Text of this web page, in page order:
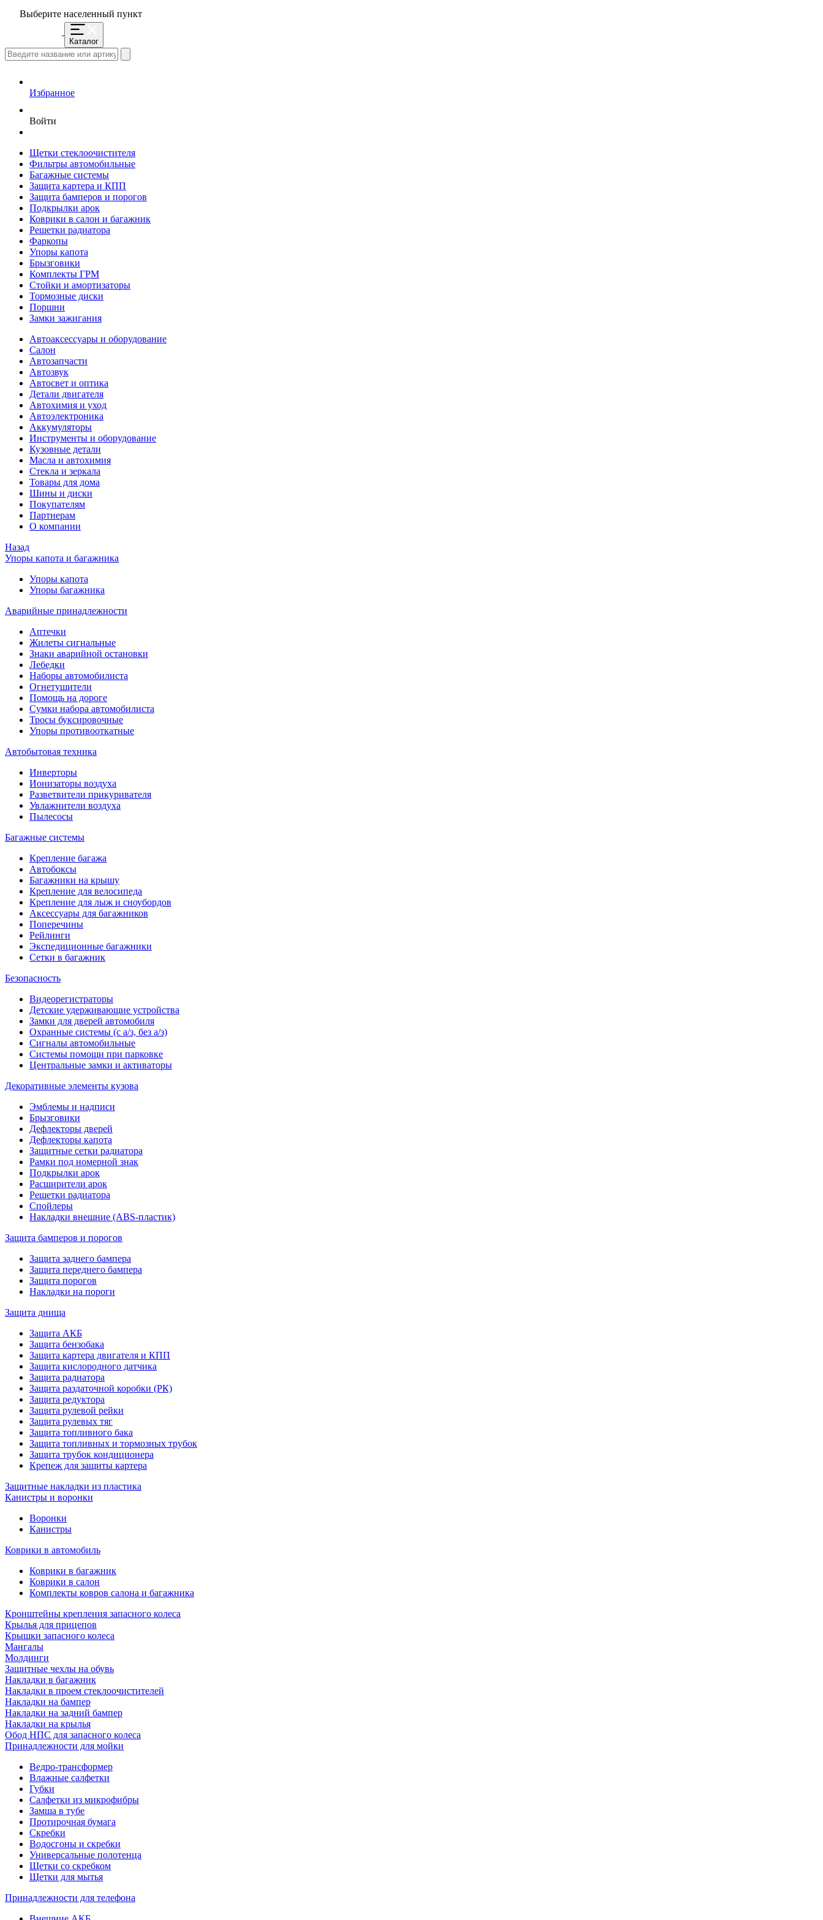
Выберите населенный пункт
Каталог
Избранное
Войти
Щетки стеклоочистителя
Фильтры автомобильные
Багажные системы
Защита картера и КПП
Защита бамперов и порогов
Подкрылки арок
Коврики в салон и багажник
Решетки радиатора
Фаркопы
Упоры капота
Брызговики
Комплекты ГРМ
Стойки и амортизаторы
Тормозные диски
Поршни
Замки зажигания
Автоаксессуары и оборудование
Салон
Автозапчасти
Автозвук
Автосвет и оптика
Детали двигателя
Автохимия и уход
Автоэлектроника
Аккумуляторы
Инструменты и оборудование
Кузовные детали
Масла и автохимия
Стекла и зеркала
Товары для дома
Шины и диски
Покупателям
Партнерам
О компании
Назад
Упоры капота и багажника
Упоры капота
Упоры багажника
Аварийные принадлежности
Аптечки
Жилеты сигнальные
Знаки аварийной остановки
Лебедки
Наборы автомобилиста
Огнетушители
Помощь на дороге
Сумки набора автомобилиста
Тросы буксировочные
Упоры противооткатные
Автобытовая техника
Инверторы
Ионизаторы воздуха
Разветвители прикуривателя
Увлажнители воздуха
Пылесосы
Багажные системы
Крепление багажа
Автобоксы
Багажники на крышу
Крепление для велосипеда
Крепление для лыж и сноубордов
Аксессуары для багажников
Поперечины
Рейлинги
Экспедиционные багажники
Сетки в багажник
Безопасность
Видеорегистраторы
Детские удерживающие устройства
Замки для дверей автомобиля
Охранные системы (с а/з, без а/з)
Сигналы автомобильные
Системы помощи при парковке
Центральные замки и активаторы
Декоративные элементы кузова
Эмблемы и надписи
Брызговики
Дефлекторы дверей
Дефлекторы капота
Защитные сетки радиатора
Рамки под номерной знак
Подкрылки арок
Расширители арок
Решетки радиатора
Спойлеры
Накладки внешние (ABS-пластик)
Защита бамперов и порогов
Защита заднего бампера
Защита переднего бампера
Защита порогов
Накладки на пороги
Защита днища
Защита АКБ
Защита бензобака
Защита картера двигателя и КПП
Защита кислородного датчика
Защита радиатора
Защита раздаточной коробки (РК)
Защита редуктора
Защита рулевой рейки
Защита рулевых тяг
Защита топливного бака
Защита топливных и тормозных трубок
Защита трубок кондиционера
Крепеж для защиты картера
Защитные накладки из пластика
Канистры и воронки
Воронки
Канистры
Коврики в автомобиль
Коврики в багажник
Коврики в салон
Комплекты ковров салона и багажника
Кронштейны крепления запасного колеса
Крылья для прицепов
Крышки запасного колеса
Мангалы
Молдинги
Защитные чехлы на обувь
Накладки в багажник
Накладки в проем стеклоочистителей
Накладки на бампер
Накладки на задний бампер
Накладки на крылья
Обод НПС для запасного колеса
Принадлежности для мойки
Ведро-трансформер
Влажные салфетки
Губки
Салфетки из микрофибры
Замша в тубе
Протирочная бумага
Скребки
Водосгоны и скребки
Универсальные полотенца
Щетки со скребком
Щетки для мытья
Принадлежности для телефона